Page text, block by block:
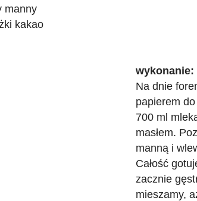
manny
kakao
wykonanie:
Na dnie
papierem
700 ml
masłem.
manną i
Całość
zacznie
mieszamy,